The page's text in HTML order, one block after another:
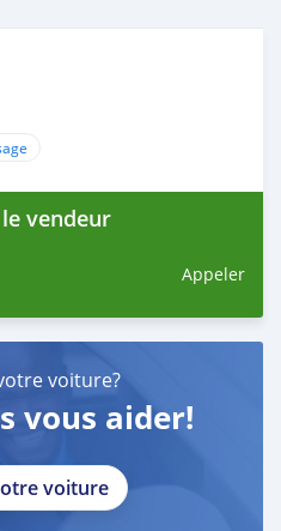
vendeur
Appeler
voiture?
vous aider!
voiture